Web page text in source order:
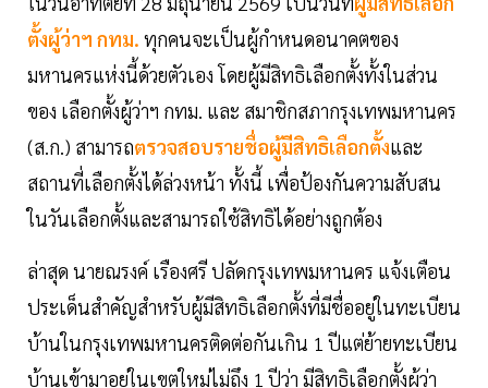
ตั้งผู้ว่าฯ กทม. ทุกคนจะเป็นผู้กำหนดอนาคตของ
มหานครแห่งนี้ด้วยตัวเอง โดยผู้มีสิทธิเลือกตั้งทั้งในส่วน
ของ เลือกตั้งผู้ว่าฯ กทม. และ สมาชิกสภากรุงเทพมหานคร
(ส.ก.) สามารถตรวจสอบรายชื่อผู้มีสิทธิเลือกตั้งและ
สถานที่เลือกตั้งได้ล่วงหน้า ทั้งนี้ เพื่อป้องกันความสับสน
ในวันเลือกตั้งและสามารถใช้สิทธิได้อย่างถูกต้อง
ล่าสุด นายณรงค์ เรืองศรี ปลัดกรุงเทพมหานคร แจ้งเตือน
ประเด็นสำคัญสำหรับผู้มีสิทธิเลือกตั้งที่มีชื่ออยู่ในทะเบียน
บ้านในกรุงเทพมหานครติดต่อกันเกิน 1 ปีแต่ย้ายทะเบียน
บ้านเข้ามาอยู่ในเขตใหม่ไม่ถึง 1 ปีว่า มีสิทธิเลือกตั้งผู้ว่า